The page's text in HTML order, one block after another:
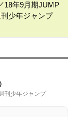
18年9月期JUMP
少年ジャンプ
刊少年ジャンプ